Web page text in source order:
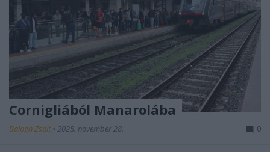
Cornigliából Manarolába
Balogh Zsolt • 2025. november 28. 0